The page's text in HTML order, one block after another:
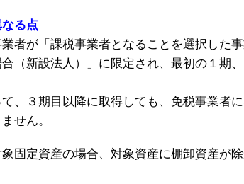
なる点
業者が「課税事業者となることを選択した
（新設法人）」に限定され、最初の１期
て、３期目以降に取得しても、免税事業者
せん。
象固定資産の場合、対象資産に棚卸資産が除